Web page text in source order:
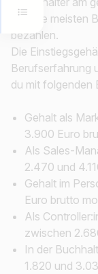
sind die meisten
bezahlen.
Die
Berufserfahrung
du mit folgenden
Gehalt als
3.900 Euro
Als Sales-
2.470 und
Gehalt im
Euro brutto
Als
zwischen
In der
1.820 und